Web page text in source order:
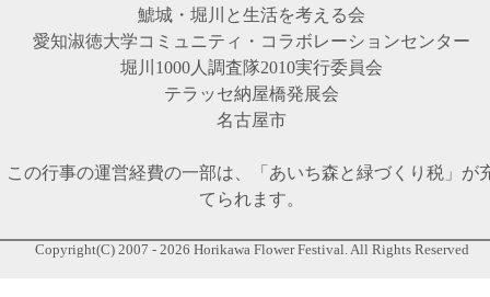
鯱城・堀川と生活を考える会
愛知淑徳大学コミュニティ・コラボレーションセンター
堀川1000人調査隊2010実行委員会
テラッセ納屋橋発展会
名古屋市
この行事の運営経費の一部は、「あいち森と緑づくり税」が
てられます。
Copyright(C) 2007 - 2026 Horikawa Flower Festival. All Rights Reserved